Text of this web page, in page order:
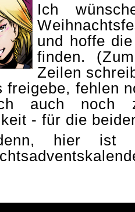
Ich
und hoffe
finden.
Zeilen
freigebe, fehlen
auch noch
- für die
hier ist